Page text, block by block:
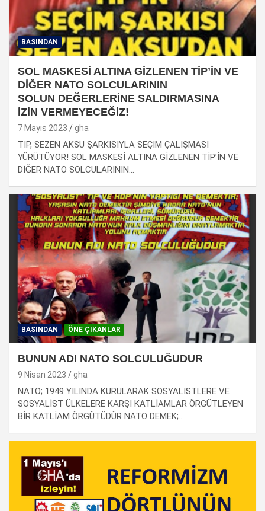
BASINDAN
SOL MASKESİ ALTINA GİZLENEN TİP’İN VE
DİĞER NATO SOLCULARININ
SOLUN DEĞERLERİNE SALDIRMASINA
İZİN VERMEYECEĞİZ!
7 Mayıs 2023 gha
TİP, SEZEN AKSU ŞARKISIYLA SEÇİM ÇALIŞMASI
YÜRÜTÜYOR! SOL MASKESİ ALTINA GİZLENEN TİP’İN VE
DİĞER NATO SOLCULARININ…
BASINDAN ÖNE ÇIKANLAR
BUNUN ADI NATO SOLCULUĞUDUR
9 Nisan 2023 gha
NATO; 1949 YILINDA KURULARAK SOSYALİSTLERE VE
SOSYALİST ÜLKELERE KARŞI KATLİAMLAR ÖRGÜTLEYEN
BİR KATLİAM ÖRGÜTÜDÜR NATO DEMEK;…